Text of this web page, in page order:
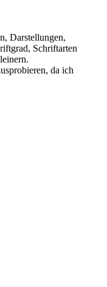
Darstellungen,
Schriftarten
da ich